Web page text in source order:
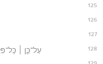
125
126
127
128 עַל־כֵּ֤ן ׀
129